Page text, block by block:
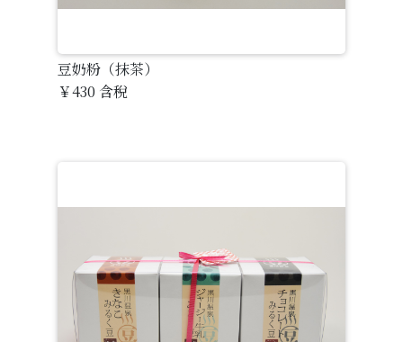
豆奶粉（抹茶）
￥430 含稅